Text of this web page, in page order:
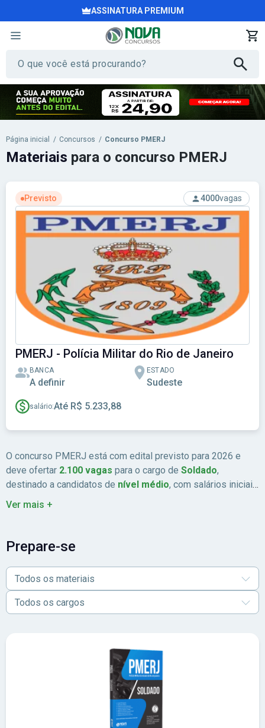
ASSINATURA PREMIUM
Página inicial / Concursos / Concurso PMERJ
Previsto 4000vagas
PMERJ - Polícia Militar do Rio de Janeiro
BANCA
A definir
ESTADO
Sudeste
salário:Até R$ 5.233,88
Materiais para o concurso PMERJ
O concurso PMERJ está com edital previsto para 2026 e
deve ofertar 2.100 vagas para o cargo de Soldado,
destinado a candidatos de nível médio, com salários iniciais
de
R$ 5,2 mil
detalhes sobre cargos, requisitos, etapas, cronograma e
demais orientações. E para iniciar os estudos, confira os
materiais para o concurso PMERJ!
Ver mais +
Prepare-se
Todos os materiais
Todos os cargos